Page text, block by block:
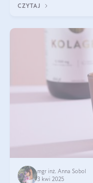
CZYTAJ
mgr inż. Anna Sobol
3 kwi 2025